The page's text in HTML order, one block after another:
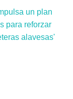
un plan
para reforzar
alavesas'